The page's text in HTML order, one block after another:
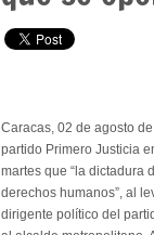
Caracas, 02 de agosto
partido Primero Justicia
martes que “la dictadura
derechos humanos”, al
dirigente político del